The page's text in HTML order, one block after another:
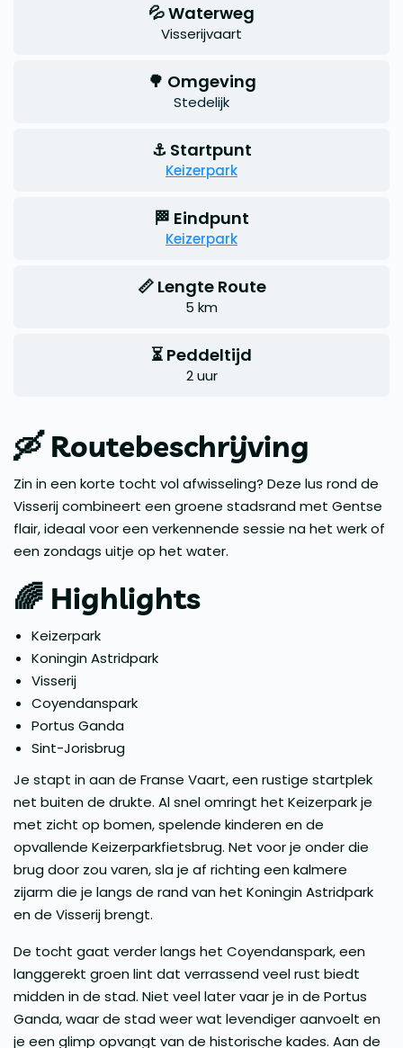
💦 Waterweg
Visserijvaart
🌳 Omgeving
Stedelijk
⚓ Startpunt
Keizerpark
🏁 Eindpunt
Keizerpark
📏 Lengte Route
5 km
⏳ Peddeltijd
2 uur
🛶 Routebeschrijving
Zin in een korte tocht vol afwisseling? Deze lus rond de
Visserij combineert een groene stadsrand met Gentse
flair, ideaal voor een verkennende sessie na het werk of
een zondags uitje op het water.
🌈 Highlights
Keizerpark
Koningin Astridpark
Visserij
Coyendanspark
Portus Ganda
Sint-Jorisbrug
Je stapt in aan de Franse Vaart, een rustige startplek
net buiten de drukte. Al snel omringt het Keizerpark je
met zicht op bomen, spelende kinderen en de
opvallende Keizerparkfietsbrug. Net voor je onder die
brug door zou varen, sla je af richting een kalmere
zijarm die je langs de rand van het Koningin Astridpark
en de Visserij brengt.
De tocht gaat verder langs het Coyendanspark, een
langgerekt groen lint dat verrassend veel rust biedt
midden in de stad. Niet veel later vaar je in de Portus
Ganda, waar de stad weer wat levendiger aanvoelt en
je een glimp opvangt van de historische kades. Aan de